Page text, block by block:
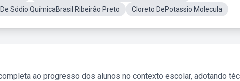
Sódio QuímicaBrasil Ribeirão Preto Cloreto DePotassio Molecula
ao progresso dos alunos no contexto escolar, adotando